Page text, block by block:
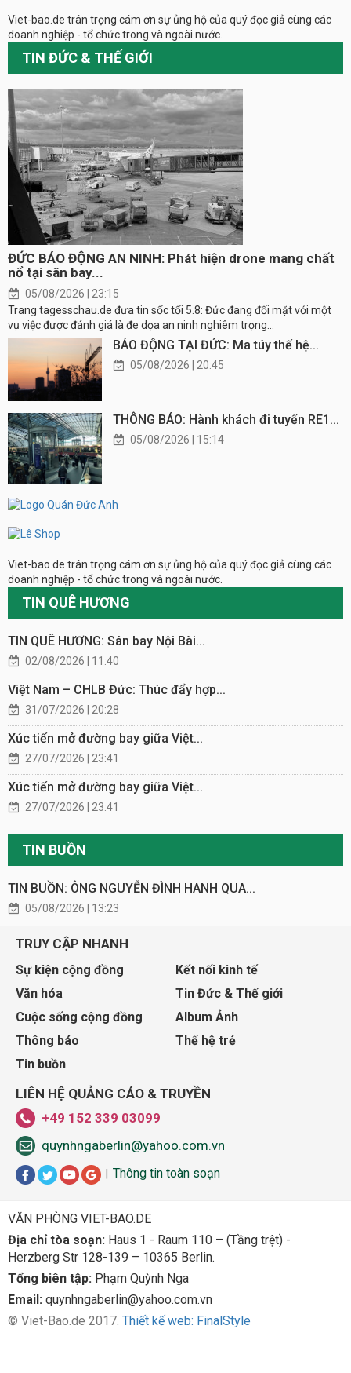
Viet-bao.de trân trọng cám ơn sự ủng hộ của quý đọc giả cùng các
doanh nghiệp - tổ chức trong và ngoài nước.
TIN ĐỨC & THẾ GIỚI
ĐỨC BÁO ĐỘNG AN NINH: Phát hiện drone mang chất
nổ tại sân bay...
05/08/2026 | 23:15
Trang tagesschau.de đưa tin sốc tối 5.8: Đức đang đối mặt với một
vụ việc được đánh giá là đe dọa an ninh nghiêm trọng...
BÁO ĐỘNG TẠI ĐỨC: Ma túy thế hệ...
05/08/2026 | 20:45
THÔNG BÁO: Hành khách đi tuyến RE1...
05/08/2026 | 15:14
Viet-bao.de trân trọng cám ơn sự ủng hộ của quý đọc giả cùng các
doanh nghiệp - tổ chức trong và ngoài nước.
TIN QUÊ HƯƠNG
TIN QUÊ HƯƠNG: Sân bay Nội Bài...
02/08/2026 | 11:40
Việt Nam – CHLB Đức: Thúc đẩy hợp...
31/07/2026 | 20:28
Xúc tiến mở đường bay giữa Việt...
27/07/2026 | 23:41
Xúc tiến mở đường bay giữa Việt...
27/07/2026 | 23:41
TIN BUỒN
TIN BUỒN: ÔNG NGUYỄN ĐÌNH HANH QUA...
05/08/2026 | 13:23
TRUY CẬP NHANH
Sự kiện cộng đồng
Kết nối kinh tế
Văn hóa
Tin Đức & Thế giới
Cuộc sống cộng đồng
Album Ảnh
Thông báo
Thế hệ trẻ
Tin buồn
LIÊN HỆ QUẢNG CÁO & TRUYỀN
+49 152 339 03099
quynhngaberlin@yahoo.com.vn
Thông tin toàn soạn
VĂN PHÒNG VIET-BAO.DE
Địa chỉ tòa soạn: Haus 1 - Raum 110 – (Tầng trệt) -
Herzberg Str 128-139 – 10365 Berlin.
Tổng biên tập: Phạm Quỳnh Nga
Email: quynhngaberlin@yahoo.com.vn
© Viet-Bao.de 2017. Thiết kế web: FinalStyle